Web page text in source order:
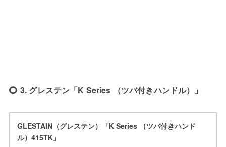
3. グレステン「K Series （ツバ付きハンドル）」
GLESTAIN（グレステン）「K Series （ツバ付きハンド
ル）415TK」